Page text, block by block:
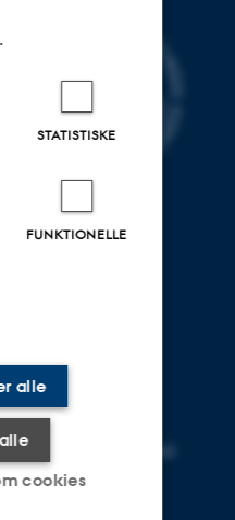
UDDANNELSER PÅ AU
STATISTISKE
FUNKTIONELLE
alle
cookies